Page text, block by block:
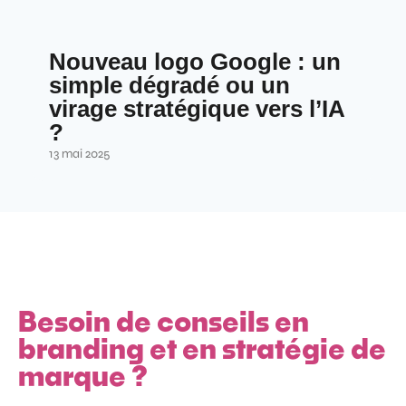
Nouveau logo Google : un
simple dégradé ou un
virage stratégique vers l’IA
?
13 mai 2025
Besoin de conseils en
branding et en stratégie de
marque ?